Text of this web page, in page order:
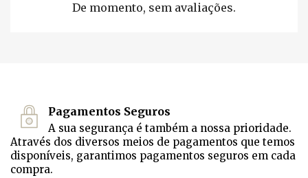
De momento, sem avaliações.
Pagamentos Seguros
A sua segurança é também a nossa prioridade.
Através dos diversos meios de pagamentos que temos
disponíveis, garantimos pagamentos seguros em cada
compra.